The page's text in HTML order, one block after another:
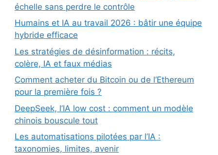
échelle sans perdre le contrôle
Humains et IA au travail 2026 : bâtir une équipe
hybride efficace
Les stratégies de désinformation : récits,
colère, IA et faux médias
Comment acheter du Bitcoin ou de l’Ethereum
pour la première fois ?
DeepSeek, l’IA low cost : comment un modèle
chinois bouscule tout
Les automatisations pilotées par l’IA :
taxonomies, limites, avenir